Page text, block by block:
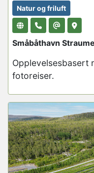
Natur og friluft
Småbåthavn
Opplevelsesbasert
fotoreiser.